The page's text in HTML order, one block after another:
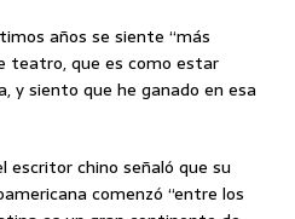
años se siente “más
teatro, que es como estar
y siento que he ganado en esa
escritor chino señaló que su
comenzó “entre los